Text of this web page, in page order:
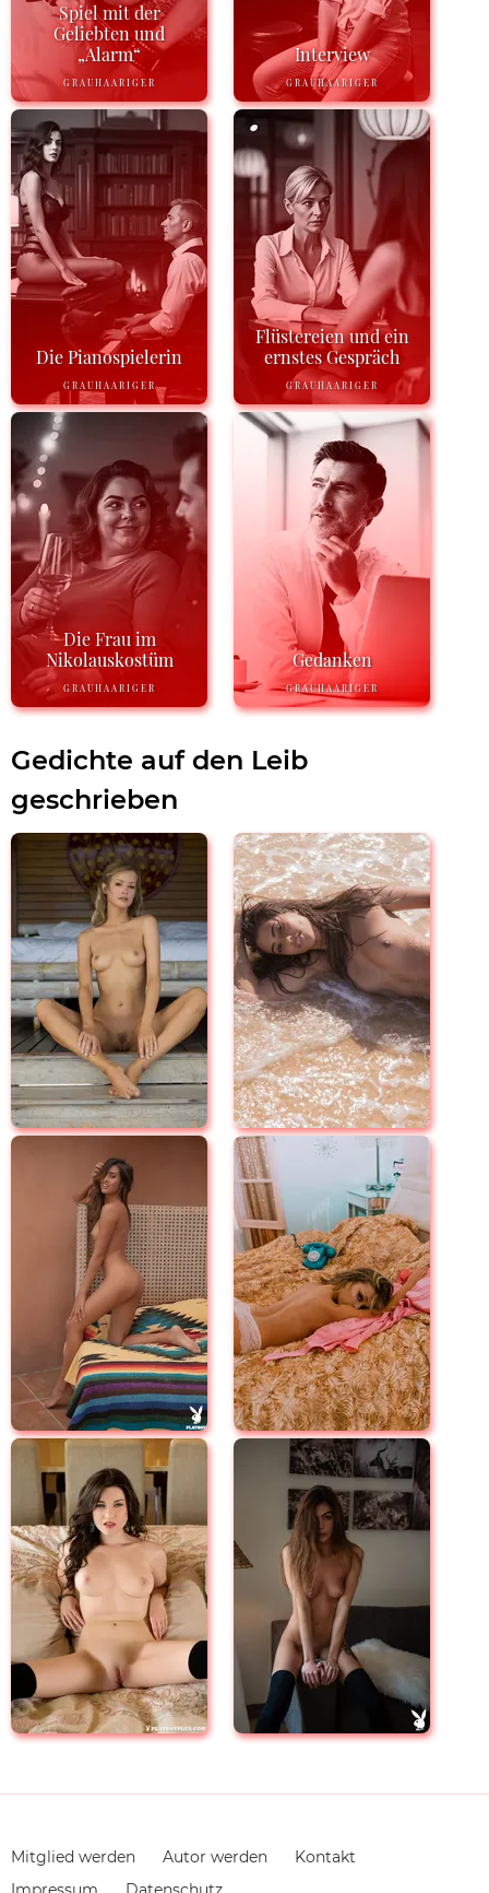
Spiel mit der
Geliebten und
„Alarm“
GRAUHAARIGER
Interview
GRAUHAARIGER
Die Pianospielerin
GRAUHAARIGER
Flüstereien und ein
ernstes Gespräch
GRAUHAARIGER
Die Frau im
Nikolauskostüm
GRAUHAARIGER
Gedanken
GRAUHAARIGER
Gedichte auf den Leib
geschrieben
Navigation
überspringen
Mitglied werden Autor werden
Kontakt